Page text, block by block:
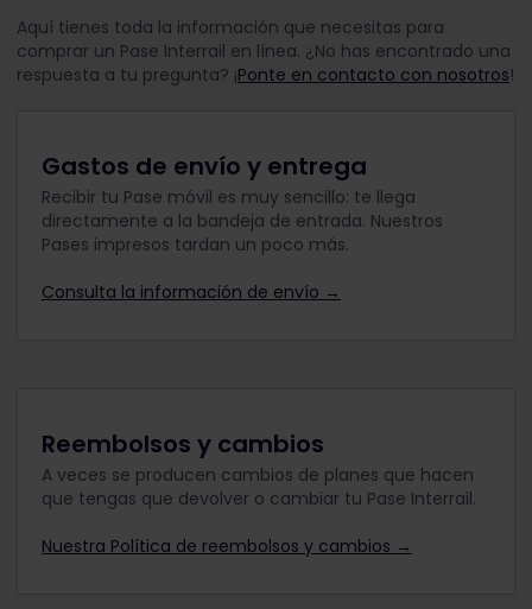
Aquí tienes toda la información que necesitas para
comprar un Pase Interrail en línea. ¿No has encontrado una
respuesta a tu pregunta? ¡Ponte en contacto con nosotros!
Gastos de envío y entrega
Recibir tu Pase móvil es muy sencillo: te llega
directamente a la bandeja de entrada. Nuestros
Pases impresos tardan un poco más.
Consulta la información de envío →
Reembolsos y cambios
A veces se producen cambios de planes que hacen
que tengas que devolver o cambiar tu Pase Interrail.
Nuestra Política de reembolsos y cambios →